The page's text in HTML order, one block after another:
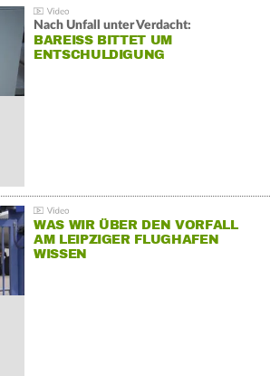
Nach Unfall unter Verdacht:
BAREISS BITTET UM E
NTSCHULDIGUNG
WAS WIR ÜBER DEN VORFALL
AM LEIPZIGER FLUGHAFEN
WISSEN